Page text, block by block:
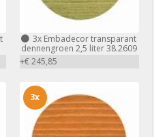
3xEmbadecor transparant
dennengroen 2,5 liter 38.2609
+€ 245,85
3x